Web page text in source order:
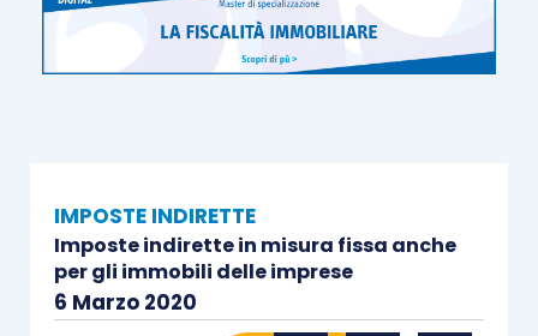
IMPOSTE INDIRETTE
Imposte indirette in misura fissa anche
per gli immobili delle imprese
6 Marzo 2020